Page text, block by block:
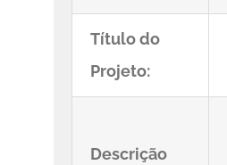
Título do
Projeto:
Descrição